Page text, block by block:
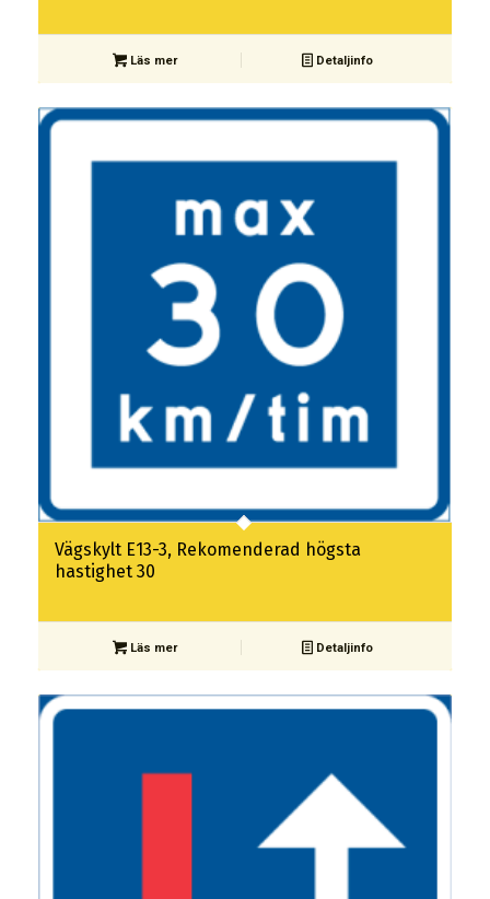
Läs mer Detaljinfo
Vägskylt E13-3, Rekomenderad högsta
hastighet 30
Läs mer Detaljinfo